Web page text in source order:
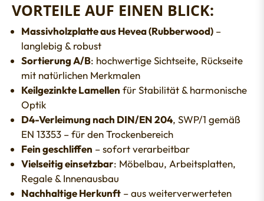
VORTEILE AUF EINEN BLICK:
Massivholzplatte aus Hevea (Rubberwood) –
langlebig & robust
Sortierung A/B: hochwertige Sichtseite, Rückseite
mit natürlichen Merkmalen
Keilgezinkte Lamellen für Stabilität & harmonische
Optik
D4-Verleimung nach DIN/EN 204, SWP/1 gemäß
EN 13353 – für den Trockenbereich
Fein geschliffen – sofort verarbeitbar
Vielseitig einsetzbar: Möbelbau, Arbeitsplatten,
Regale & Innenausbau
Nachhaltige Herkunft – aus weiterverwerteten